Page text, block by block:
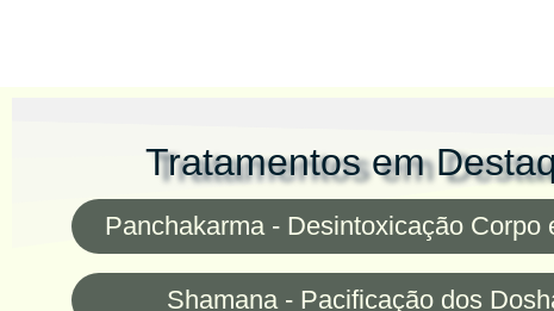
Tratamentos em
Panchakarma - Desintoxicação Corpo
Shamana - Pacificação dos